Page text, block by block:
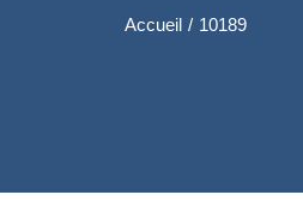
Accueil / 10189